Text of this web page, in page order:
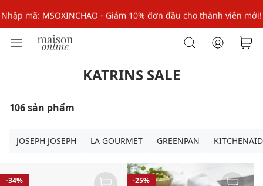
Nhập mã: MSOXINCHAO - Giảm 10% đơn đầu cho thành viên mới!
Nhập mã MSOPAY100: giảm ngay 10% khi thanh toán trực tuyến
KATRINS SALE
106 sản phẩm
JOSEPH JOSEPH LA GOURMET GREENPAN KITCHENAID
-34% -25%